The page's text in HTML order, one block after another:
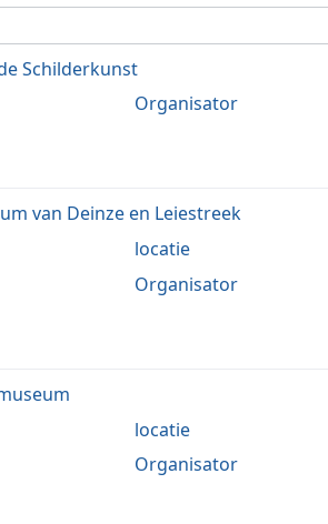
Schilderkunst
Organisator
van Deinze en Leiestreek
locatie
Organisator
locatie
Organisator